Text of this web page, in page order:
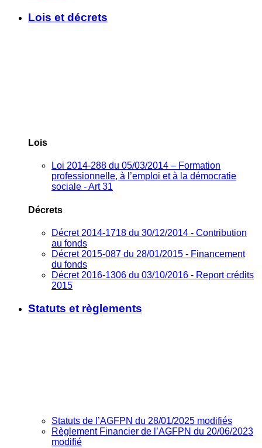
Lois et décrets
Lois
Loi 2014-288 du 05/03/2014 – Formation
professionnelle, à l’emploi et à la démocratie
sociale - Art 31
Décrets
Décret 2014-1718 du 30/12/2014 - Contribution
au fonds
Décret 2015-087 du 28/01/2015 - Financement
du fonds
Décret 2016-1306 du 03/10/2016 - Report crédits
2015
Statuts et règlements
Statuts de l’AGFPN du 28/01/2025 modifiés
Règlement Financier de l’AGFPN du 20/06/2023
modifié